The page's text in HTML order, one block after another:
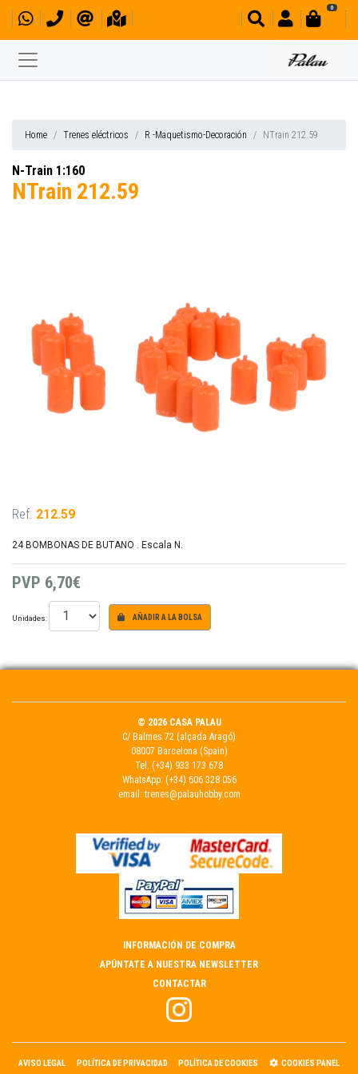
0
Home Trenes eléctricos R -Maquetismo-Decoración NTrain 212.59
N-Train 1:160
NTrain 212.59
Ref. 212.59
24 BOMBONAS DE BUTANO . Escala N.
PVP 6,70€
Unidades: AÑADIR A LA BOLSA
© 2026 CASA PALAU
C/ Balmes 72 (alçada Aragó)
08007 Barcelona (Spain)
Tel. (+34) 933 173 678
WhatsApp: (+34) 606 328 056
email: trenes@palauhobby.com
INFORMACIÓN DE COMPRA
APÚNTATE A NUESTRA NEWSLETTER
CONTACTAR
AVISO LEGAL POLÍTICA DE PRIVACIDAD POLÍTICA DE COOKIES COOKIES PANEL